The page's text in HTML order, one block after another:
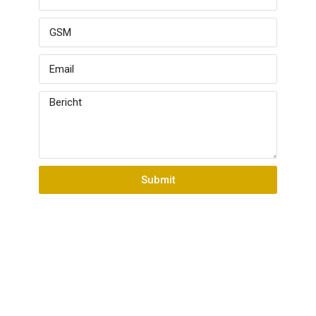
Submit